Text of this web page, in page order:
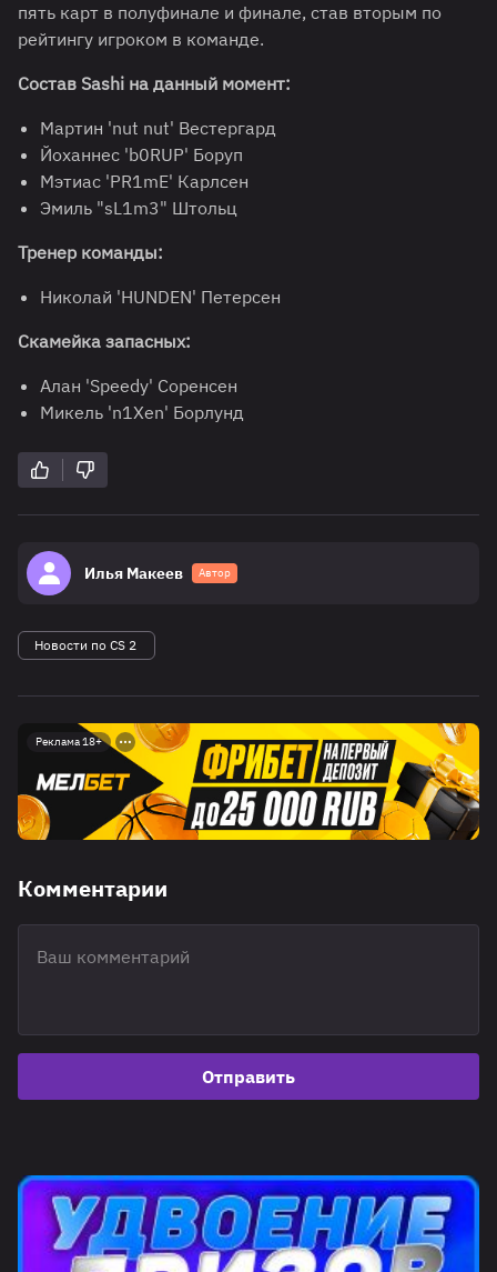
пять карт в полуфинале и финале, став вторым по
рейтингу игроком в команде.
Состав Sashi на данный момент:
Мартин 'nut nut' Вестергард
Йоханнес 'b0RUP' Боруп
Мэтиас 'PR1mE' Карлсен
Эмиль "sL1m3" Штольц
Тренер команды:
Николай 'HUNDEN' Петерсен
Скамейка запасных:
Алан 'Speedy' Соренсен
Микель 'n1Xen' Борлунд
Илья Макеев Автор
Новости по CS 2
Реклама 18+
Комментарии
Отправить